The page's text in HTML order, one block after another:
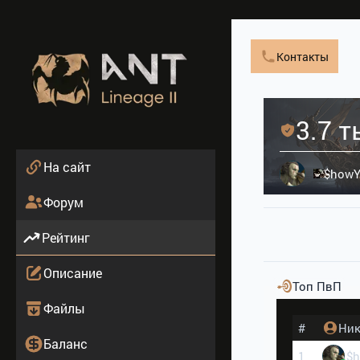
На сайт
Форум
Рейтинг
Описание
Файлы
Баланс
Контакты
3.7
Топ ПвП
# Ник
1